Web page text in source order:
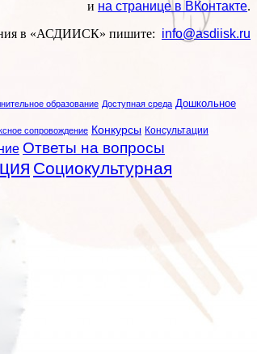
и на странице в ВКонтакте.
в «АСДИИСК» пишите: info@asdiisk.ru
образование Доступная среда Дошкольное
сопровождение Конкурсы Консультации
Ответы на вопросы
Социокультурная